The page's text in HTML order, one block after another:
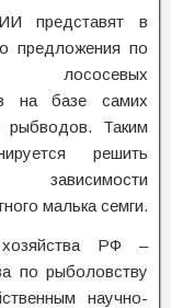
представят в
предложения по
лососевых
на базе самих
рыбводов. Таким
решить
малька семги.
хозяйства РФ –
по рыболовству
научно-